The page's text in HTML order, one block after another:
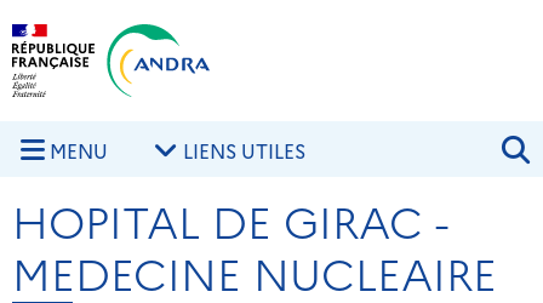
Aller au contenu principal
MENU LIENS UTILES
HOPITAL DE GIRAC -
MEDECINE NUCLEAIRE